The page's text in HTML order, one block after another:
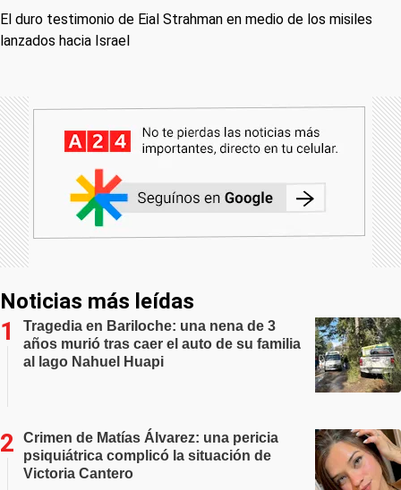
El duro testimonio de Eial Strahman en medio de los misiles
lanzados hacia Israel
Noticias más leídas
Tragedia en Bariloche: una nena de 3
años murió tras caer el auto de su familia
al lago Nahuel Huapi
Crimen de Matías Álvarez: una pericia
psiquiátrica complicó la situación de
Victoria Cantero